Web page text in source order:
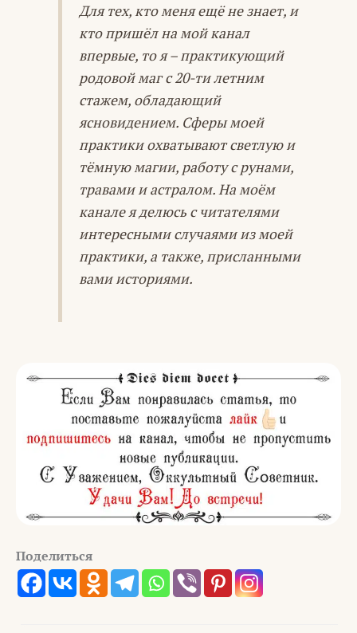
Для тех, кто меня ещё не знает, и
кто пришёл на мой канал
впервые, то я – практикующий
родовой маг с 20-ти летним
стажем, обладающий
ясновидением. Сферы моей
практики охватывают светлую и
тёмную магии, работу с рунами,
травами и астралом. На моём
канале я делюсь с читателями
интересными случаями из моей
практики, а также, присланными
вами историями.
Поделиться